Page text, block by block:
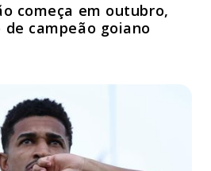
começa em outubro,
campeão goiano